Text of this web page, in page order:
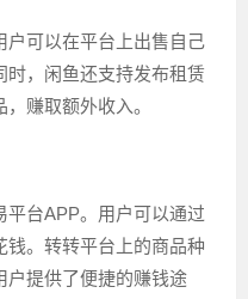
户可以在平台上出售自己
时，闲鱼还支持发布租赁
赚取额外收入。
台APP。用户可以通过
钱。转转平台上的商品种
户提供了便捷的赚钱途